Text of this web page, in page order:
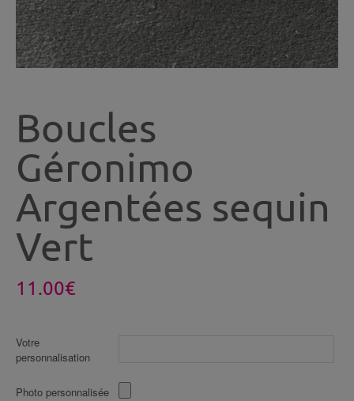
Boucles
Géronimo
Argentées sequin
Vert
11.00€
Votre
personnalisation
Photo personnalisée